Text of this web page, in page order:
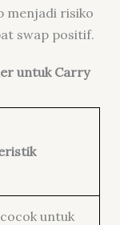
menjadi risiko
swap positif.
untuk Carry
untuk